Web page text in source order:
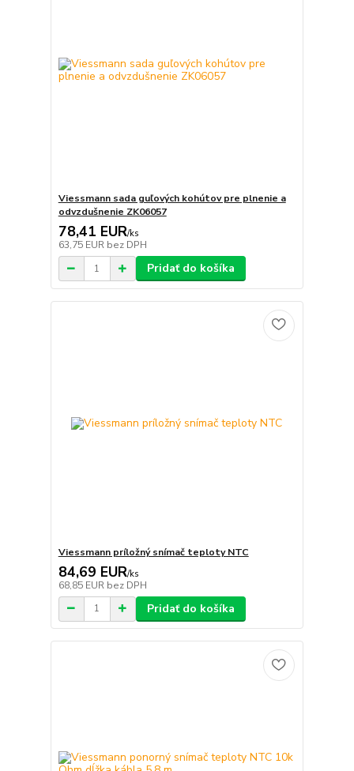
Viessmann sada guľových kohútov pre plnenie a
odvzdušnenie ZK06057
78,41 EUR/ks
63,75 EUR bez DPH
Pridať do košíka
Viessmann príložný snímač teploty NTC
84,69 EUR/ks
68,85 EUR bez DPH
Pridať do košíka